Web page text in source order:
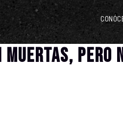
muertas, pero